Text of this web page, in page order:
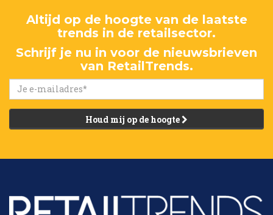
Altijd op de hoogte van de laatste
trends in de retailsector.
Schrijf je nu in voor de nieuwsbrieven
van RetailTrends.
Houd mij op de hoogte